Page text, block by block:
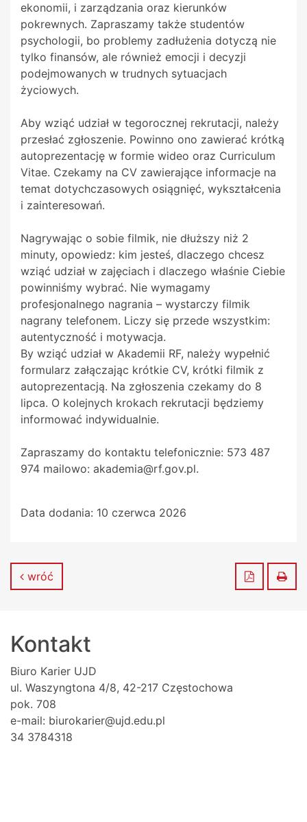
ekonomii, i zarządzania oraz kierunków
pokrewnych. Zapraszamy także studentów
psychologii, bo problemy zadłużenia dotyczą nie
tylko finansów, ale również emocji i decyzji
podejmowanych w trudnych sytuacjach
życiowych.
Aby wziąć udział w tegorocznej rekrutacji, należy
przesłać zgłoszenie. Powinno ono zawierać krótką
autoprezentację w formie wideo oraz Curriculum
Vitae. Czekamy na CV zawierające informacje na
temat dotychczasowych osiągnięć, wykształcenia
i zainteresowań.
Nagrywając o sobie filmik, nie dłuższy niż 2
minuty, opowiedz: kim jesteś, dlaczego chcesz
wziąć udział w zajęciach i dlaczego właśnie Ciebie
powinniśmy wybrać. Nie wymagamy
profesjonalnego nagrania – wystarczy filmik
nagrany telefonem. Liczy się przede wszystkim:
autentyczność i motywacja.
By wziąć udział w Akademii RF, należy wypełnić
formularz załączając krótkie CV, krótki filmik z
autoprezentacją. Na zgłoszenia czekamy do 8
lipca. O kolejnych krokach rekrutacji będziemy
informować indywidualnie.
Zapraszamy do kontaktu telefonicznie: 573 487
974 mailowo: akademia@rf.gov.pl.
Data dodania: 10 czerwca 2026
wróć Zapisz do
Kontakt
Biuro Karier UJD
ul. Waszyngtona 4/8, 42-217 Częstochowa
pok. 708
e-mail: biurokarier@ujd.edu.pl
34 3784318